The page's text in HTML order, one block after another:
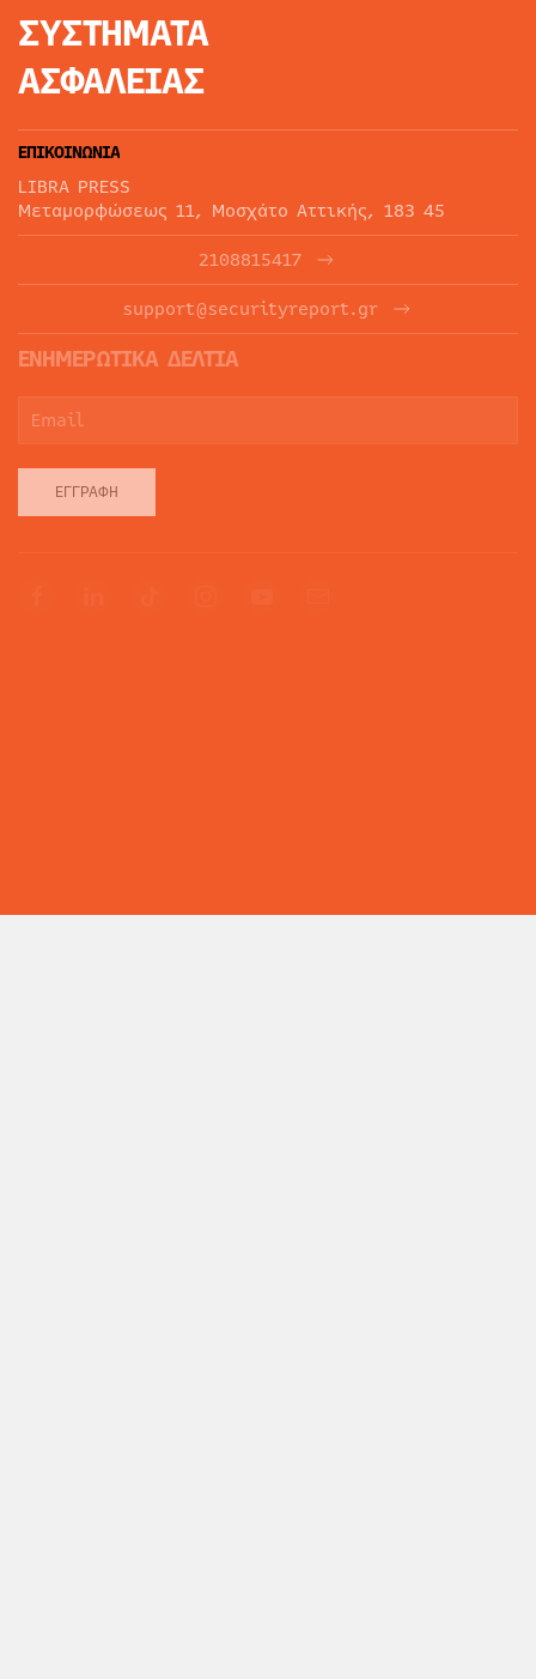
ΣΥΣΤΗΜΑΤΑ
ΑΣΦΑΛΕΙΑΣ
ΕΠΙΚΟΙΝΩΝΙΑ
LIBRA PRESS
Μεταμορφώσεως 11, Μοσχάτο Αττικής, 183 45
2108815417
support@securityreport.gr
ΕΝΗΜΕΡΩΤΙΚΑ ΔΕΛΤΙΑ
ΕΓΓΡΑΦΉ